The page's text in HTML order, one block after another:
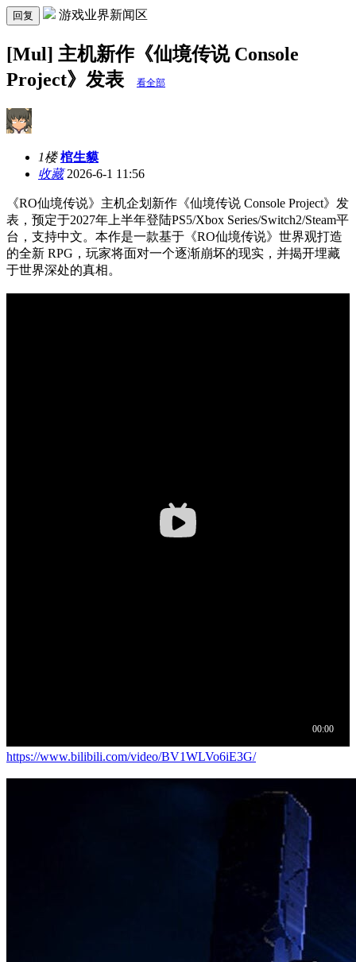
回复 游戏业界新闻区
[Mul] 主机新作《仙境传说 Console
Project》发表
看全部
1楼 棺生貘
收藏2026-6-1 11:56
《RO仙境传说》主机企划新作《仙境传说 Console Project》发
表，预定于2027年上半年登陆PS5/Xbox Series/Switch2/Steam平
台，支持中文。本作是一款基于《RO仙境传说》世界观打造
的全新 RPG，玩家将面对一个逐渐崩坏的现实，并揭开埋藏
于世界深处的真相。
https://www.bilibili.com/video/BV1WLVo6iE3G/